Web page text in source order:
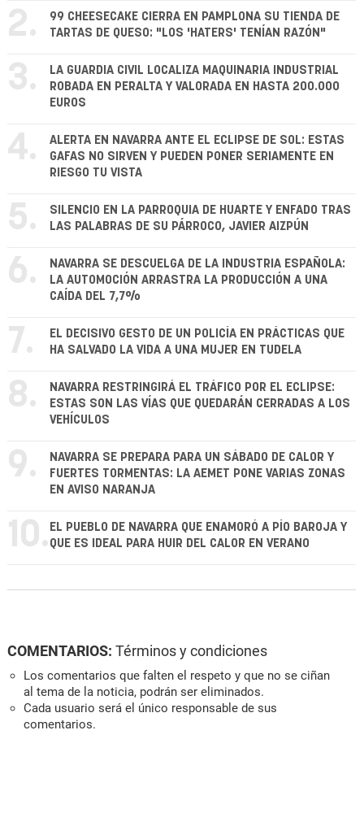
2.
99 CHEESECAKE CIERRA EN PAMPLONA SU TIENDA DE
TARTAS DE QUESO: "LOS 'HATERS' TENÍAN RAZÓN"
3.
LA GUARDIA CIVIL LOCALIZA MAQUINARIA INDUSTRIAL
ROBADA EN PERALTA Y VALORADA EN HASTA 200.000
EUROS
4.
ALERTA EN NAVARRA ANTE EL ECLIPSE DE SOL: ESTAS
GAFAS NO SIRVEN Y PUEDEN PONER SERIAMENTE EN
RIESGO TU VISTA
5.
SILENCIO EN LA PARROQUIA DE HUARTE Y ENFADO TRAS
LAS PALABRAS DE SU PÁRROCO, JAVIER AIZPÚN
6.
NAVARRA SE DESCUELGA DE LA INDUSTRIA ESPAÑOLA:
LA AUTOMOCIÓN ARRASTRA LA PRODUCCIÓN A UNA
CAÍDA DEL 7,7%
7.
EL DECISIVO GESTO DE UN POLICÍA EN PRÁCTICAS QUE
HA SALVADO LA VIDA A UNA MUJER EN TUDELA
8.
NAVARRA RESTRINGIRÁ EL TRÁFICO POR EL ECLIPSE:
ESTAS SON LAS VÍAS QUE QUEDARÁN CERRADAS A LOS
VEHÍCULOS
9.
NAVARRA SE PREPARA PARA UN SÁBADO DE CALOR Y
FUERTES TORMENTAS: LA AEMET PONE VARIAS ZONAS
EN AVISO NARANJA
10. EL PUEBLO DE NAVARRA QUE ENAMORÓ A PÍO BAROJA Y
QUE ES IDEAL PARA HUIR DEL CALOR EN VERANO
COMENTARIOS: Términos y condiciones
Los comentarios que falten el respeto y que no se ciñan
al tema de la noticia, podrán ser eliminados.
Cada usuario será el único responsable de sus
comentarios.